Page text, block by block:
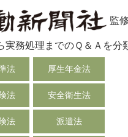
監
実務処理までのＱ＆Ａを分
法 厚生年金法
法 安全衛生法
法 派遣法